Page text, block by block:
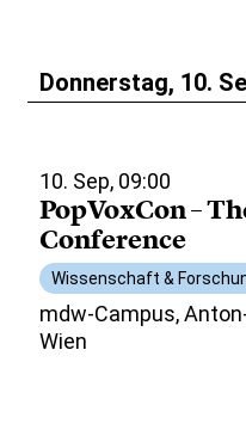
Donnerstag, 10.
10. Sep, 09:00
PopVoxCon –
Conference
Wissenschaft &
mdw-Campus,
Wien